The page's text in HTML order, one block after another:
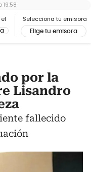
Selecciona tu emisora
Elige tu emisora
19:58
por la
Lisandro
fallecido